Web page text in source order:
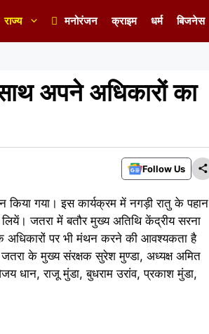
राज्य मनोरंजन क्राइम धर्म बिजनेस
अपने अधिकारों का
Follow Us
किया गया। इस कार्यक्रम में नगड़ी रातु के पहान
जतरा में बतौर मुख्य अतिथि केंद्रीय सरना
अधिकारों पर भी मंथन करने की आवश्यकता है
के मुख्य संरक्षक सुरेश मुण्डा, अध्यक्ष अमित
धान, राजू मुंडा, बुधराम उरांव, प्रकाश मुंडा,